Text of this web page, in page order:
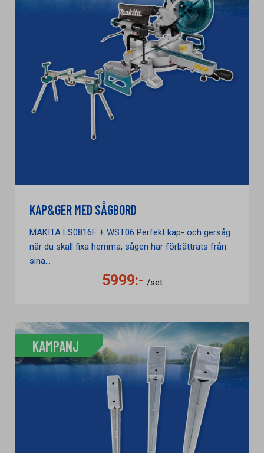
KAP&GER MED SÅGBORD
MAKITA LS0816F + WST06 Perfekt kap- och gersåg
när du skall fixa hemma, sågen har förbättrats från
sina...
5999:- /set
KAMPANJ